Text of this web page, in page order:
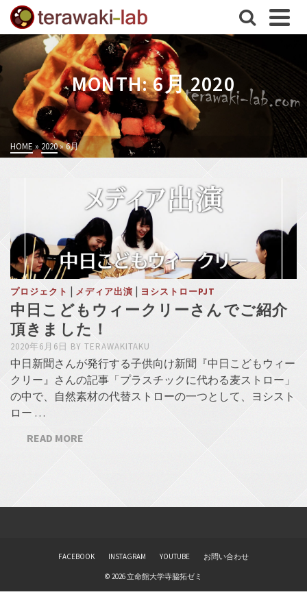
MONTH: 6月 2020
HOME » 2020»6月
プロジェクト | メディア出演 | ヨシストローPJT
中日こどもウィークリーさんでご紹介
頂きました！
2020年6月6日 BY TERAWAKITAKU
中日新聞さんが発行する子供向け新聞『中日こどもウィー
クリー』さんの記事「プラスチックに代わる麦ストロー」
の中で、自然素材の代替ストローの一つとして、ヨシスト
ロー …
READ MORE
FACEBOOK INSTAGRAM YOUTUBE お問い合わせ
© 2026 立命館大学寺脇拓ゼミ